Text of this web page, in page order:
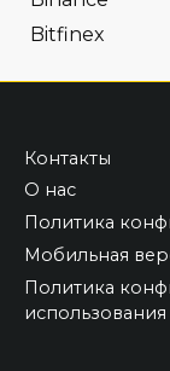
Bitfinex
Контакты
О нас
Политика
Мобильная
Политика